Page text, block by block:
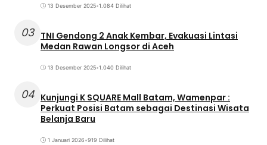
13 Desember 2025•1.084 Dilihat
03 TNI Gendong 2 Anak Kembar, Evakuasi Lintasi
Medan Rawan Longsor di Aceh
13 Desember 2025•1.040 Dilihat
04 Kunjungi K SQUARE Mall Batam, Wamenpar :
Perkuat Posisi Batam sebagai Destinasi Wisata
Belanja Baru
1 Januari 2026•919 Dilihat